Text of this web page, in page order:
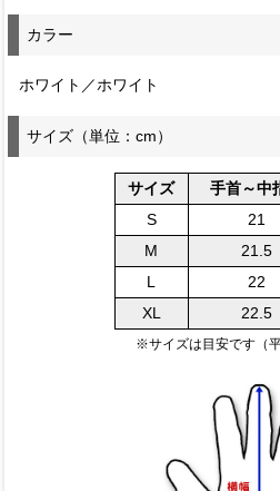
カラー
ホワイト／ホワイト
サイズ（単位：cm）
サイズ 手首～中
S
21
M
21.5
L
22
XL
22.5
※サイズは目安です（平